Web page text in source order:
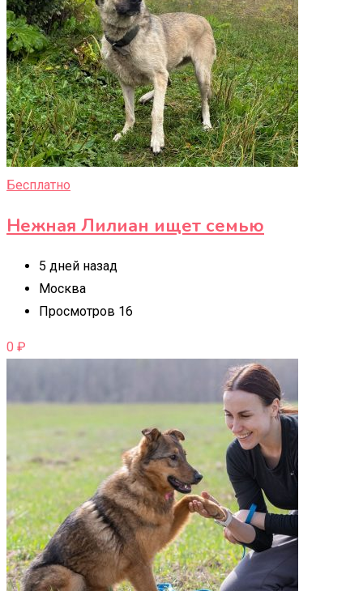
Бесплатно
Нежная Лилиан ищет семью
5 дней назад
Москва
Просмотров 16
0 ₽